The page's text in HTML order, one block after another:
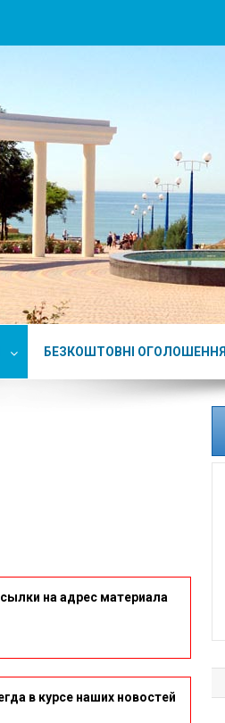
БЕЗКОШТОВНІ ОГОЛОШЕННЯ
на адрес материала
в курсе наших новостей